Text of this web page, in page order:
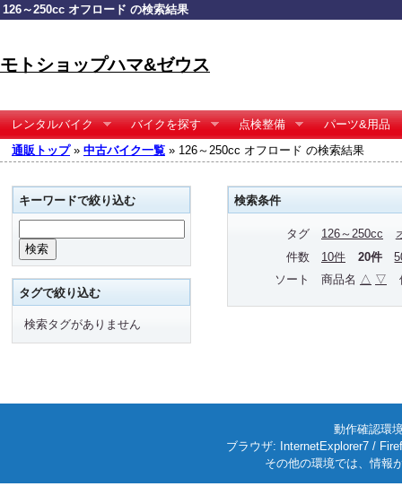
126～250cc オフロード の検索結果
モトショップハマ&ゼウス
レンタルバイク バイクを探す 点検整備
パーツ&用品
通販トップ» 中古バイク一覧 » 126～250cc オフロード の検索結果
検索条件
タグ 126～250cc
件数
10件 20件
ソート
商品名 △ ▽
キーワードで絞り込む
タグで絞り込む
検索タグがありません
動作確認環
ブラウザ: InternetExplorer7 /
その他の環境では、情報